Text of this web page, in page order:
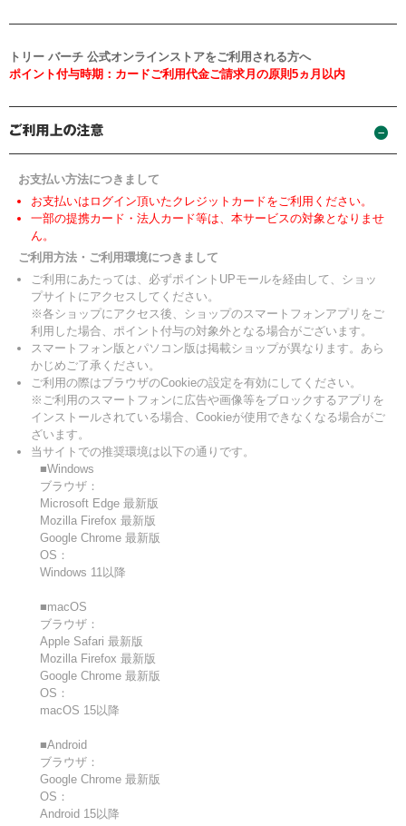
トリー バーチ 公式オンラインストアをご利用される方へ
ポイント付与時期：カードご利用代金ご請求月の原則5ヵ月以内
お支払い方法につきまして
お支払いはログイン頂いたクレジットカードをご利用ください。
一部の提携カード・法人カード等は、本サービスの対象となりませ
ん。
ご利用方法・ご利用環境につきまして
ご利用にあたっては、必ずポイントUPモールを経由して、ショッ
プサイトにアクセスしてください。
※各ショップにアクセス後、ショップのスマートフォンアプリをご
利用した場合、ポイント付与の対象外となる場合がございます。
スマートフォン版とパソコン版は掲載ショップが異なります。あら
かじめご了承ください。
ご利用の際はブラウザのCookieの設定を有効にしてください。
※ご利用のスマートフォンに広告や画像等をブロックするアプリを
インストールされている場合、Cookieが使用できなくなる場合がご
ざいます。
当サイトでの推奨環境は以下の通りです。
■Windows
ブラウザ：
Microsoft Edge 最新版
Mozilla Firefox 最新版
Google Chrome 最新版
OS：
Windows 11以降
■macOS
ブラウザ：
Apple Safari 最新版
Mozilla Firefox 最新版
Google Chrome 最新版
OS：
macOS 15以降
■Android
ブラウザ：
Google Chrome 最新版
OS：
Android 15以降